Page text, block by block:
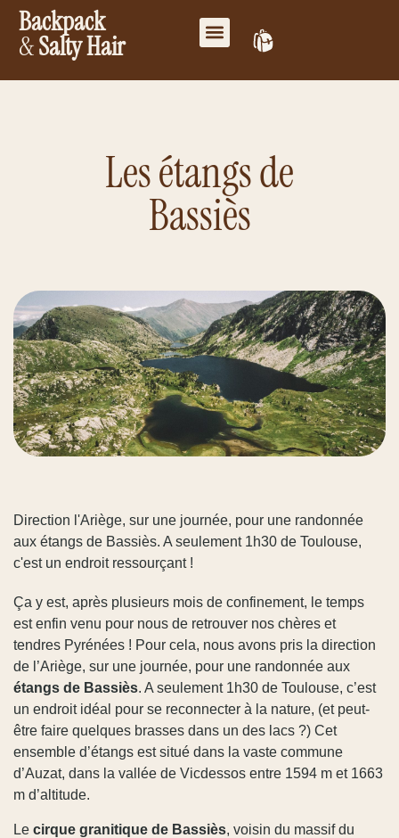
Backpack
&Salty Hair
Les étangs de
Bassiès
Direction l'Ariège, sur une journée, pour une randonnée
aux étangs de Bassiès. A seulement 1h30 de Toulouse,
c'est un endroit ressourçant !
Ça y est, après plusieurs mois de confinement, le temps
est enfin venu pour nous de retrouver nos chères et
tendres Pyrénées ! Pour cela, nous avons pris la direction
de l’Ariège, sur une journée, pour une randonnée aux
étangs de Bassiès. A seulement 1h30 de Toulouse, c’est
un endroit idéal pour se reconnecter à la nature, (et peut-
être faire quelques brasses dans un des lacs ?) Cet
ensemble d’étangs est situé dans la vaste commune
d’Auzat, dans la vallée de Vicdessos entre 1594 m et 1663
m d’altitude.
Le cirque granitique de Bassiès, voisin du massif du